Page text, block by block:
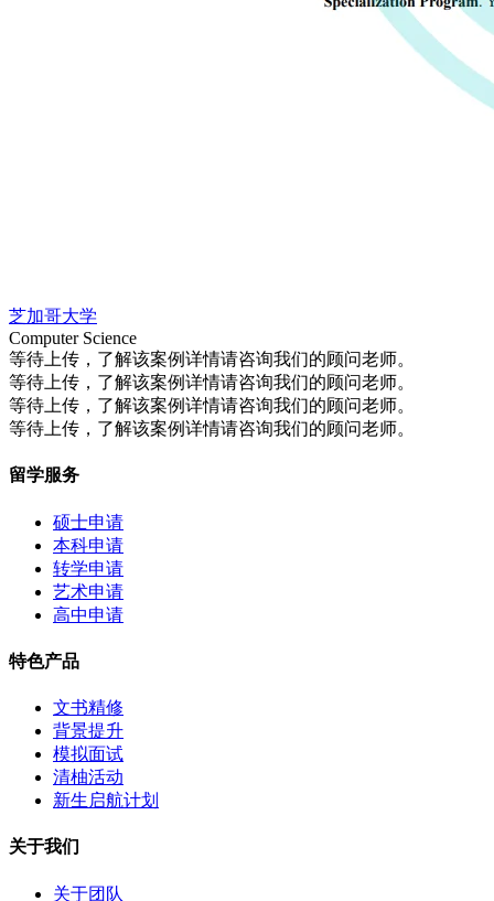
芝加哥大学
Computer Science
等待上传，了解该案例详情请咨询我们的顾问老师。
等待上传，了解该案例详情请咨询我们的顾问老师。
等待上传，了解该案例详情请咨询我们的顾问老师。
等待上传，了解该案例详情请咨询我们的顾问老师。
留学服务
硕士申请
本科申请
转学申请
艺术申请
高中申请
特色产品
文书精修
背景提升
模拟面试
清柚活动
新生启航计划
关于我们
关于团队